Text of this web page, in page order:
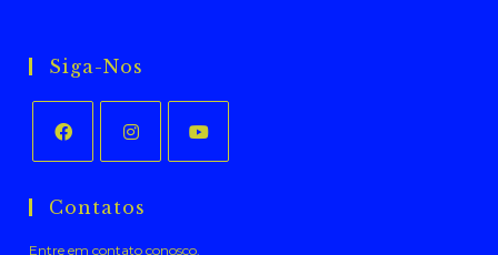
Siga-Nos
em
em
Contatos
Entre em contato conosco.